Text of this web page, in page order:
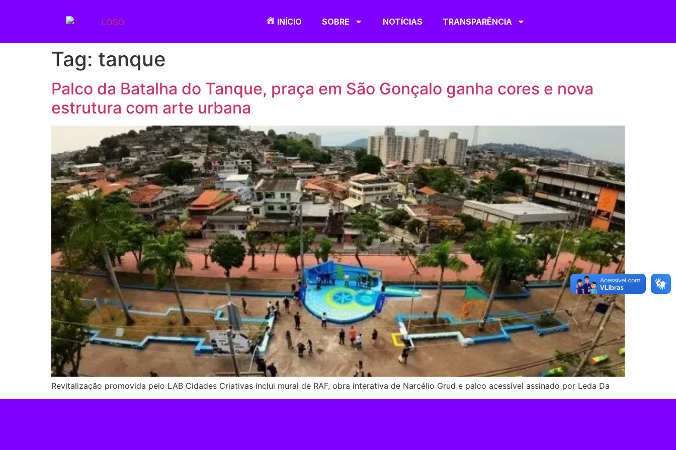
INÍCIO SOBRE NOTÍCIAS TRANSPARÊNCIA
Tag: tanque
Palco da Batalha do Tanque, praça em São Gonçalo ganha cores e nova
estrutura com arte urbana
Revitalização promovida pelo LAB Cidades Criativas inclui mural de RAF, obra interativa de Narcélio Grud e palco acessível assinado por Leda Da